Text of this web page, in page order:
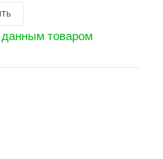
данным товаром